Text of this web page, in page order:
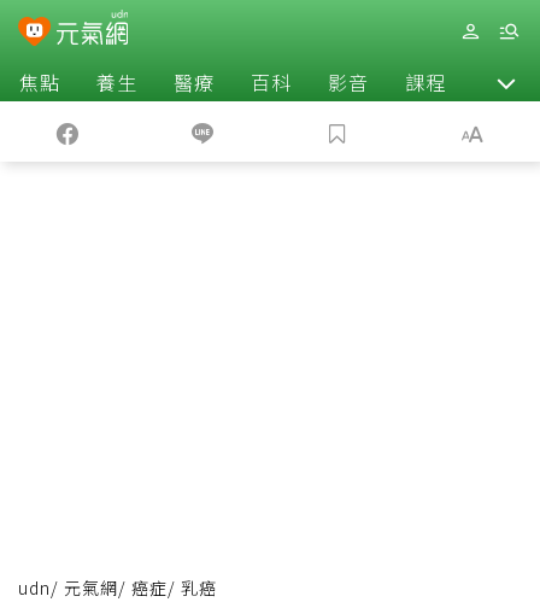
焦點 養生 醫療 百科 影音 課程 退休
udn/ 元氣網/ 癌症/ 乳癌